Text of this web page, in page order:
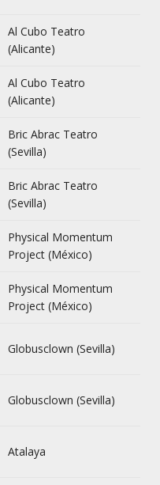
Al Cubo Teatro
(Alicante)
Al Cubo Teatro
(Alicante)
Bric Abrac Teatro
(Sevilla)
Bric Abrac Teatro
(Sevilla)
Physical Momentum
Project (México)
Physical Momentum
Project (México)
Globusclown (Sevilla)
Globusclown (Sevilla)
Atalaya